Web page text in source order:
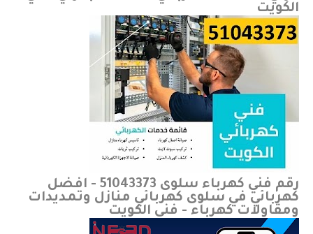
الكويت
رقم فني كهرباء سلوى 51043373 - افضل
كهربائي في سلوى كهربائي منازل وتمديدات
ومقاولات كهرباء - فني الكويت